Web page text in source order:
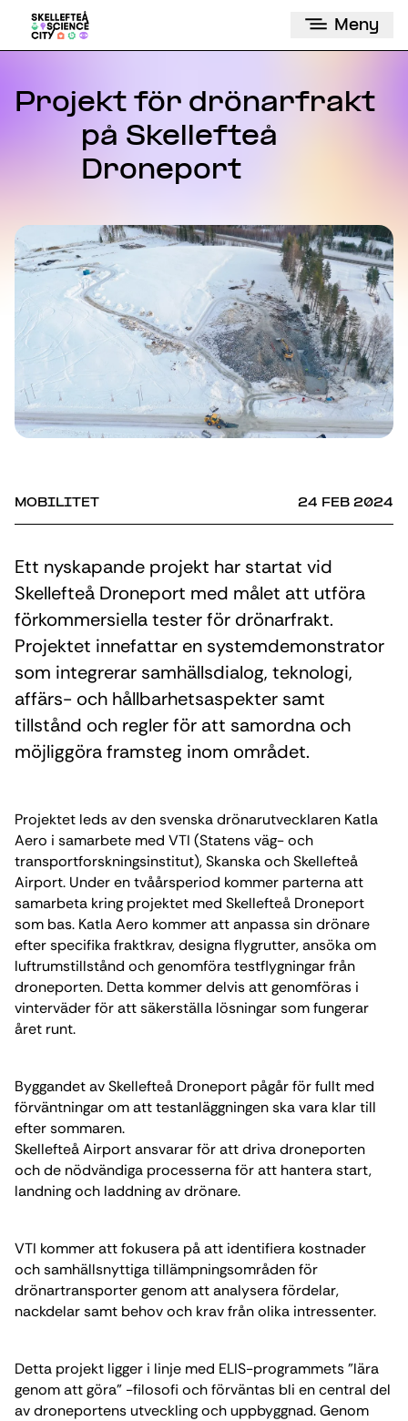
Meny
Projekt för drönarfrakt
på Skellefteå
Droneport
MOBILITET 24 FEB 2024
Ett nyskapande projekt har startat vid
Skellefteå Droneport med målet att utföra
förkommersiella tester för drönarfrakt.
Projektet innefattar en systemdemonstrator
som integrerar samhällsdialog, teknologi,
affärs- och hållbarhetsaspekter samt
tillstånd och regler för att samordna och
möjliggöra framsteg inom området.
Projektet leds av den svenska drönarutvecklaren Katla
Aero i samarbete med VTI (Statens väg- och
transportforskningsinstitut), Skanska och Skellefteå
Airport. Under en tvåårsperiod kommer parterna att
samarbeta kring projektet med Skellefteå Droneport
som bas. Katla Aero kommer att anpassa sin drönare
efter specifika fraktkrav, designa flygrutter, ansöka om
luftrumstillstånd och genomföra testflygningar från
droneporten. Detta kommer delvis att genomföras i
vinterväder för att säkerställa lösningar som fungerar
året runt.
Byggandet av Skellefteå Droneport pågår för fullt med
förväntningar om att testanläggningen ska vara klar till
efter sommaren.
Skellefteå Airport ansvarar för att driva droneporten
och de nödvändiga processerna för att hantera start,
landning och laddning av drönare.
VTI kommer att fokusera på att identifiera kostnader
och samhällsnyttiga tillämpningsområden för
drönartransporter genom att analysera fördelar,
nackdelar samt behov och krav från olika intressenter.
Detta projekt ligger i linje med ELIS-programmets ”lära
genom att göra” -filosofi och förväntas bli en central del
av droneportens utveckling och uppbyggnad. Genom